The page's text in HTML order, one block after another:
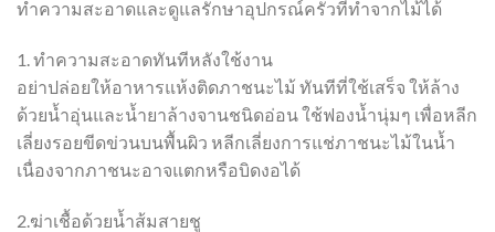
ทำความสะอาดและดูแลรักษาอุปกรณ์ครัวที่ทำจากไม้ได้
1. ทำความสะอาดทันทีหลังใช้งาน
อย่าปล่อยให้อาหารแห้งติดภาชนะไม้ ทันทีที่ใช้เสร็จ ให้ล้าง
ด้วยน้ำอุ่นและน้ำยาล้างจานชนิดอ่อน ใช้ฟองน้ำนุ่มๆ เพื่อหลีก
เลี่ยงรอยขีดข่วนบนพื้นผิว หลีกเลี่ยงการแช่ภาชนะไม้ในน้ำ
เนื่องจากภาชนะอาจแตกหรือบิดงอได้
2.ฆ่าเชื้อด้วยน้ำส้มสายชู